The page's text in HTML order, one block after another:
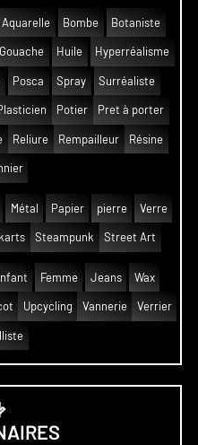
Aquarelle Bombe Botaniste
Gouache Huile Hyperréalisme
Posca Spray Surréaliste
Potier Pret à porter
Reliure Rempailleur Résine
Métal Papier pierre Verre
Steampunk Street Art
Femme Jeans Wax
Upcycling Vannerie Verrier